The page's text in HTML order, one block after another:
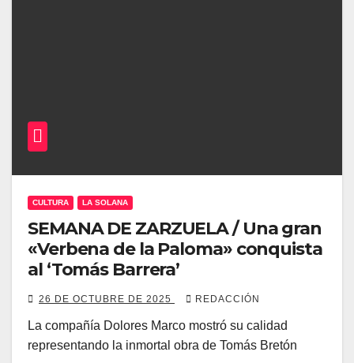
CULTURA LA SOLANA
SEMANA DE ZARZUELA / Una gran
«Verbena de la Paloma» conquista
al ‘Tomás Barrera’
26 DE OCTUBRE DE 2025 REDACCIÓN
La compañía Dolores Marco mostró su calidad
representando la inmortal obra de Tomás Bretón